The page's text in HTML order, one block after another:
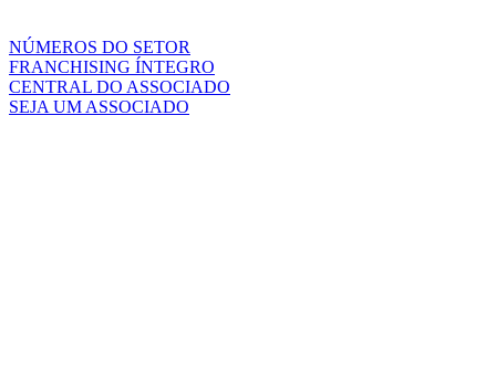
NÚMEROS DO SETOR
FRANCHISING ÍNTEGRO
CENTRAL DO ASSOCIADO
SEJA UM ASSOCIADO